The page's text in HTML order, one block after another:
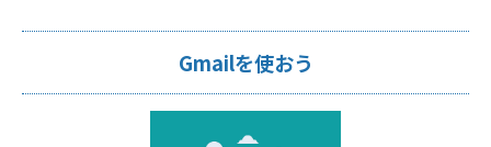
Gmailを使おう